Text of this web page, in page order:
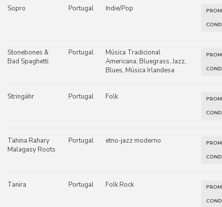
Sopro Portugal Indie/Pop
Stonebones &
Bad Spaghetti
Portugal
Música Tradicional
Americana, Bluegrass, Jazz,
Blues, Música Irlandesa
Stringähr Portugal Folk
Tahina Rahary
Malagasy Roots
Portugal etno-jazz moderno
Tanira Portugal Folk Rock